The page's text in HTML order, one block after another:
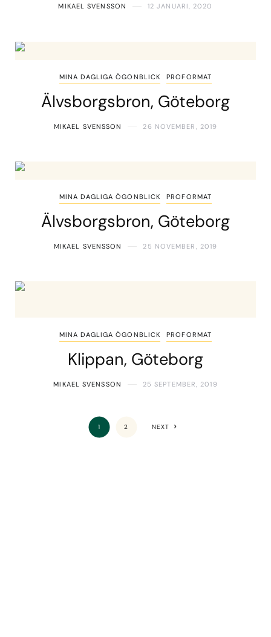
MIKAEL SVENSSON 12 JANUARI, 2020
MINA DAGLIGA ÖGONBLICK PROFORMAT
Älvsborgsbron, Göteborg
MIKAEL SVENSSON 26 NOVEMBER, 2019
MINA DAGLIGA ÖGONBLICK PROFORMAT
Älvsborgsbron, Göteborg
MIKAEL SVENSSON 25 NOVEMBER, 2019
MINA DAGLIGA ÖGONBLICK PROFORMAT
Klippan, Göteborg
MIKAEL SVENSSON 25 SEPTEMBER, 2019
1 2 NEXT